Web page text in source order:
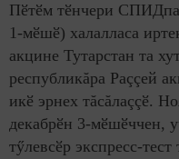
Пӗтӗм тӗнчери
1-мӗшӗ) халалласа
акцине Тутарстан та
республикăра Раççей
икӗ эрнех тăсăлаççӗ.
декабрӗн 3-мӗшӗччен,
тӳлевсӗр экспресс-